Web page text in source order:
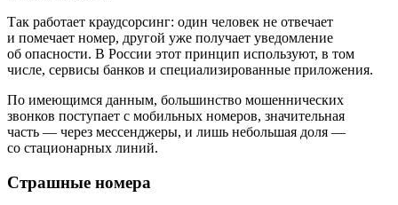
Так работает краудсорсинг: один человек не отвечает
и помечает номер, другой уже получает уведомление
об опасности. В России этот принцип используют, в том
числе, сервисы банков и специализированные приложения.
По имеющимся данным, большинство мошеннических
звонков поступает с мобильных номеров, значительная
часть — через мессенджеры, и лишь небольшая доля —
со стационарных линий.
Страшные номера